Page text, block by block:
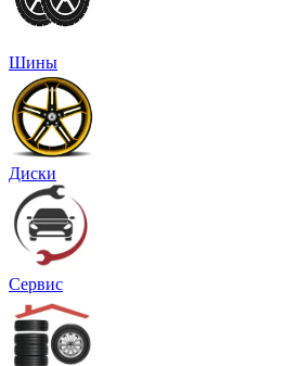
Шины
Диски
Сервис